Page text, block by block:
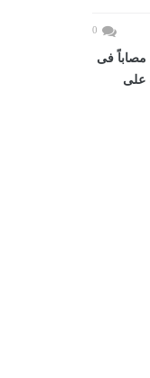
0
4 شهداء بينهم طفلان و27 مصاباً فى
على